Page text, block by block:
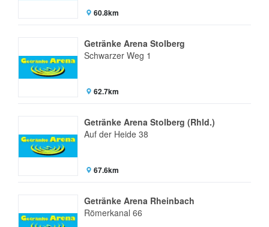
60.8km
Getränke Arena Stolberg
Schwarzer Weg 1
62.7km
Getränke Arena Stolberg (Rhld.)
Auf der Heide 38
67.6km
Getränke Arena Rheinbach
Römerkanal 66